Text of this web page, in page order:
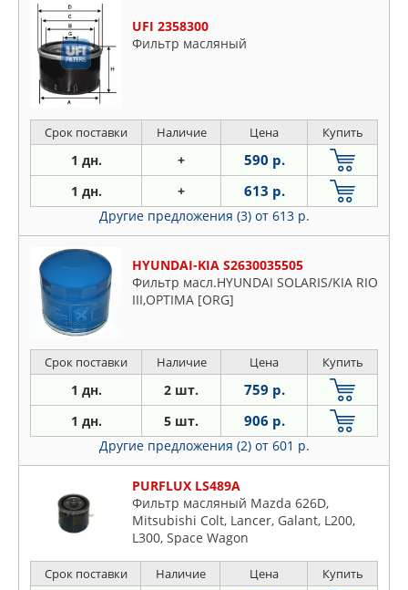
UFI 2358300
Фильтр масляный
Срок поставки Наличие Цена Купить
1 дн. + 590 р.
1 дн. + 613 р.
Другие предложения (3) от 613 р.
HYUNDAI-KIA S2630035505
Фильтр масл.HYUNDAI SOLARIS/KIA RIO
III,OPTIMA [ORG]
Срок поставки Наличие Цена Купить
1 дн. 2 шт. 759 р.
1 дн. 5 шт. 906 р.
Другие предложения (2) от 601 р.
PURFLUX LS489A
Фильтр масляный Mazda 626D,
Mitsubishi Colt, Lancer, Galant, L200,
L300, Space Wagon
Срок поставки Наличие Цена Купить